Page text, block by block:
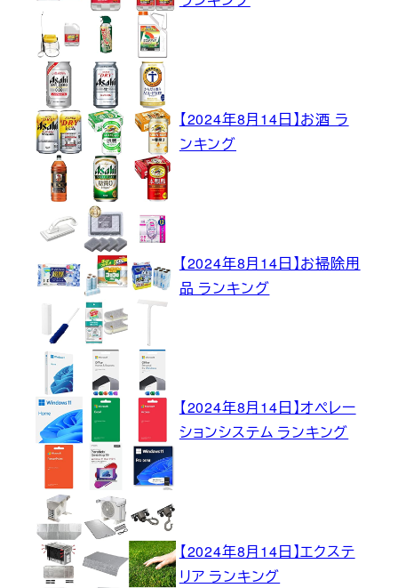
【2024年8月14日】お酒 ラ
ンキング
【2024年8月14日】お掃除用
品 ランキング
【2024年8月14日】オペレー
ションシステム ランキング
【2024年8月14日】エクステ
リア ランキング